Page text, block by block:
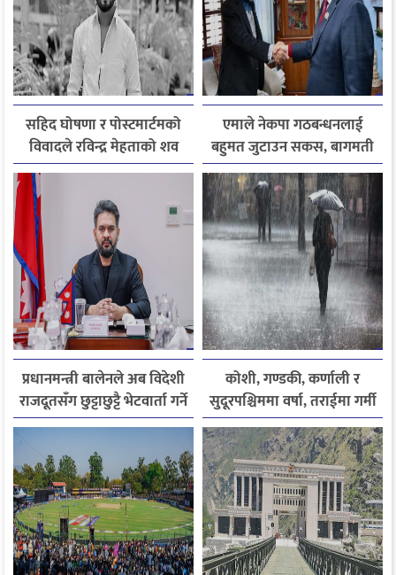
सहिद घोषणा र पोस्टमार्टमको
विवादले रविन्द्र मेहताको शव
एक सातादेखि अस्पतालमै
एमाले नेकपा गठबन्धनलाई
बहुमत जुटाउन सकस, बागमती
सरकार पुनर्गठन अन्योलमा
प्रधानमन्त्री बालेनले अब विदेशी
राजदूतसँग छुट्टाछुट्टै भेटवार्ता गर्ने
कोशी, गण्डकी, कर्णाली र
सुदूरपश्चिममा वर्षा, तराईमा गर्मी
बढ्ने अनुमान